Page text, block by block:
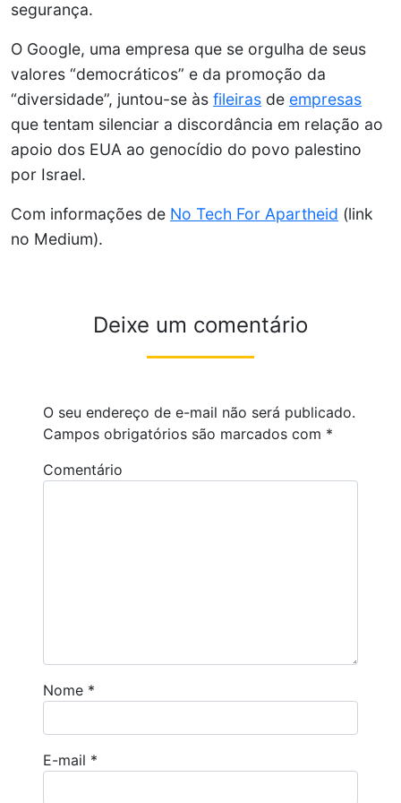
segurança.
O Google, uma empresa que se orgulha de seus
valores “democráticos” e da promoção da
“diversidade”, juntou-se às fileiras de empresas
que tentam silenciar a discordância em relação ao
apoio dos EUA ao genocídio do povo palestino
por Israel.
Com informações de No Tech For Apartheid (link
no Medium).
Deixe um comentário
O seu endereço de e-mail não será publicado.
Campos obrigatórios são marcados com *
Comentário
Nome *
E-mail *